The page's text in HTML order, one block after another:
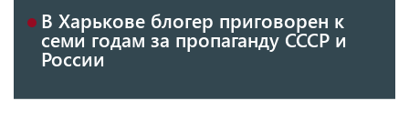
В Харькове блогер приговорен к
семи годам за пропаганду СССР и
России